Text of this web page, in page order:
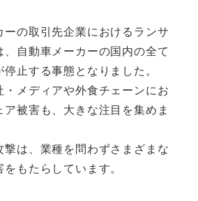
ーの取引先企業におけるランサ
、自動車メーカーの国内の全て
止する事態となりました。
・メディアや外食チェーンにお
ア被害も、大きな注目を集めま
撃は、業種を問わずさまざまな
もたらしています。